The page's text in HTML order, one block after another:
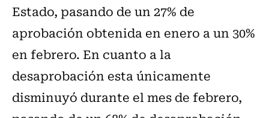
Estado, pasando de un 27% de
aprobación obtenida en enero a un 30%
en febrero. En cuanto a la
desaprobación esta únicamente
disminuyó durante el mes de febrero,